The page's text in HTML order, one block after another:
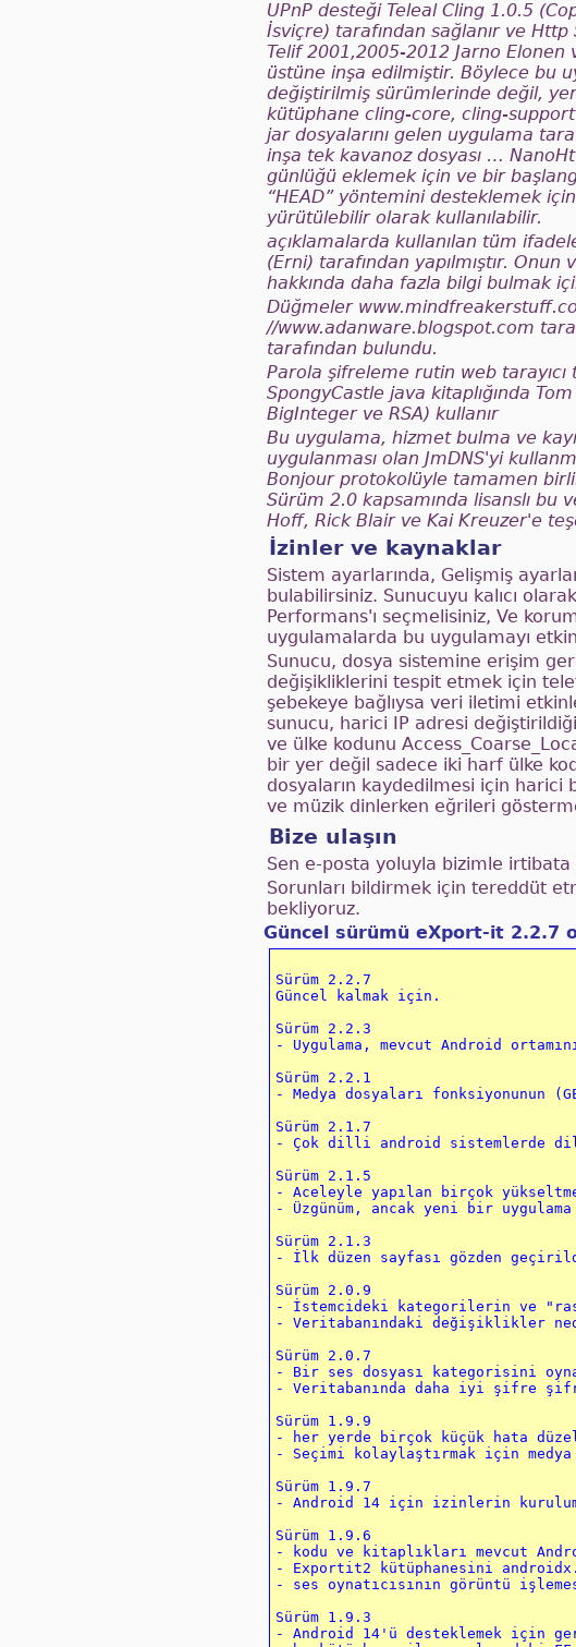
UPnP desteği Teleal Cling 1.0.5
İsviçre) tarafından sağlanır ve
Telif 2001,2005-2012 Jarno Elonen
üstüne inşa edilmiştir. Böylece bu
değiştirilmiş sürümlerinde değil,
kütüphane cling-core, cling-
jar dosyalarını gelen uygulama
inşa tek kavanoz dosyası …
günlüğü eklemek için ve bir
“HEAD” yöntemini desteklemek
yürütülebilir olarak kullanılabilir.
açıklamalarda kullanılan tüm
(Erni) tarafından yapılmıştır.
hakkında daha fazla bilgi bulmak
Düğmeler
//www.adanware.blogspot.com
tarafından bulundu.
Parola şifreleme rutin web tarayıcı
SpongyCastle java kitaplığında
BigInteger ve RSA) kullanır
Bu uygulama, hizmet bulma ve
uygulanması olan JmDNS'yi
Bonjour protokolüyle tamamen
Sürüm 2.0 kapsamında lisanslı
Hoff, Rick Blair ve Kai Kreuzer'e
İzinler ve kaynaklar
Sistem ayarlarında, Gelişmiş
bulabilirsiniz. Sunucuyu kalıcı
Performans'ı seçmelisiniz, Ve
uygulamalarda bu uygulamayı
Sunucu, dosya sistemine erişim
değişikliklerini tespit etmek için
şebekeye bağlıysa veri iletimi
sunucu, harici IP adresi
ve ülke kodunu
bir yer değil sadece iki harf ülke
dosyaların kaydedilmesi için harici
ve müzik dinlerken eğrileri
Bize ulaşın
Sen e-posta yoluyla bizimle irtibata
Sorunları bildirmek için tereddüt
bekliyoruz.
Güncel sürümü eXport-it 2.2.7
Sürüm 2.2.7
Güncel kalmak için.
Sürüm 2.2.3
- Uygulama, mevcut Android
Sürüm 2.2.1
- Medya dosyaları fonksiyonunun
Sürüm 2.1.7
- Çok dilli android sistemlerde
Sürüm 2.1.5
- Aceleyle yapılan birçok
- Üzgünüm, ancak yeni bir
Sürüm 2.1.3
- İlk düzen sayfası gözden
Sürüm 2.0.9
- İstemcideki kategorilerin ve
- Veritabanındaki değişiklikler
Sürüm 2.0.7
- Bir ses dosyası kategorisini
- Veritabanında daha iyi şifre
Sürüm 1.9.9
- her yerde birçok küçük hata
- Seçimi kolaylaştırmak için
Sürüm 1.9.7
- Android 14 için izinlerin
Sürüm 1.9.6
- kodu ve kitaplıkları mevcut
- Exportit2 kütüphanesini
- ses oynatıcısının görüntü
Sürüm 1.9.3
- Android 14'ü desteklemek için